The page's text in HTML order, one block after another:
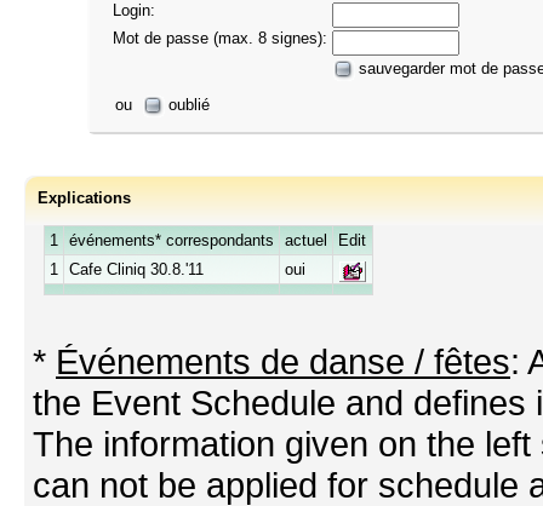
Login:
Mot de passe (max. 8 signes):
sauvegarder mot de
ou
oublié
Explications
1 événements* correspondants actuel
Edit
1 Cafe Cliniq 30.8.'11 oui
* Événements de danse / fêtes:
the Event Schedule and
The information given on the
can not be applied for schedule